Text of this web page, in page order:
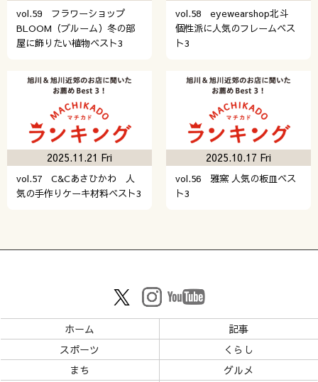
vol.59 フラワーショップ
BLOOM（ブルーム）冬の部
屋に飾りたい植物ベスト3
vol.58 eyewearshop北斗
個性派に人気のフレームベス
ト3
vol.57 C&Cあさひかわ 人
気の手作りケーキ材料ベスト3
2025.11.21 Fri
vol.56 雅窯 人気の板皿ベス
ト3
2025.10.17 Fri
ホーム
記事
スポーツ
くらし
まち
グルメ